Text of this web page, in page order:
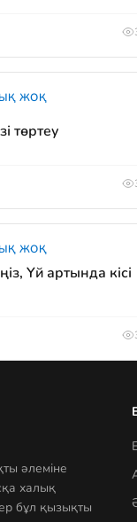
ЖОҚ
төртеу
ЖОҚ
Үй артында кісі
әлеміне
халық
бұл қызықты